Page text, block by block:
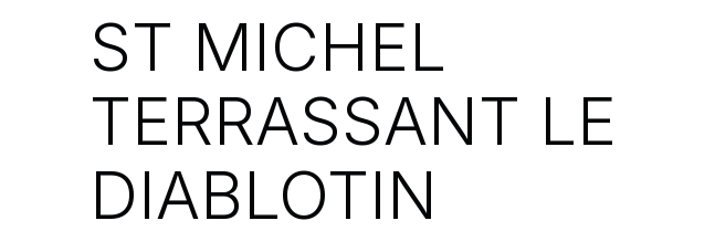
ST MICHEL
TERRASSANT LE
DIABLOTIN